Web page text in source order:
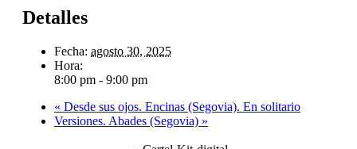
Detalles
Fecha: agosto 30, 2025
Hora:
8:00 pm - 9:00 pm
« Desde sus ojos. Encinas (Segovia). En solitario
Versiones. Abades (Segovia) »